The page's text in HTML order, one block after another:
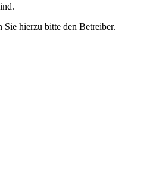
hierzu bitte den Betreiber.